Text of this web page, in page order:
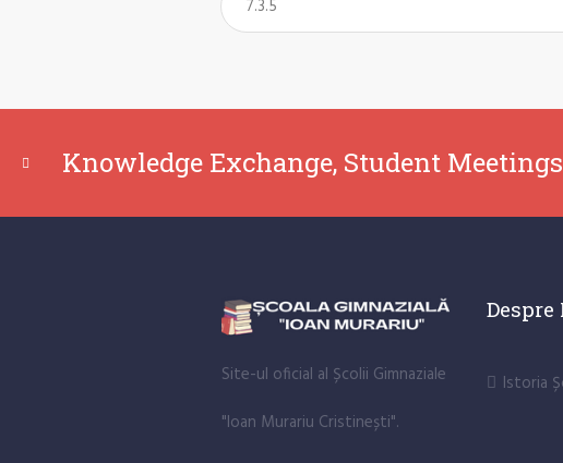
Knowledge Exchange, Student
Site-ul oficial al Școlii Gimnaziale
"Ioan Murariu Cristinești".
Despre
Istoria